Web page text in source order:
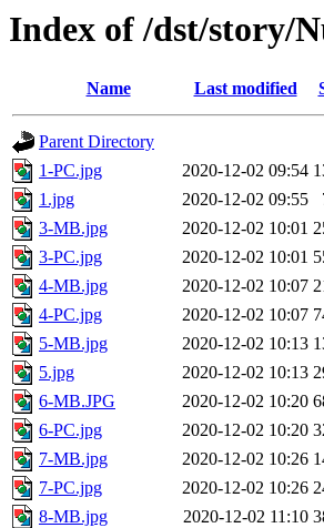
Index of /dst/story/
Name Last modified
Parent Directory
1-PC.jpg
2020-12-02 09:54
1.jpg
2020-12-02 09:55
3-MB.jpg
2020-12-02 10:01
3-PC.jpg
2020-12-02 10:01
4-MB.jpg
2020-12-02 10:07
4-PC.jpg
2020-12-02 10:07
5-MB.jpg
2020-12-02 10:13
5.jpg
2020-12-02 10:13
6-MB.JPG
2020-12-02 10:20
6-PC.jpg
2020-12-02 10:20
7-MB.jpg
2020-12-02 10:26
7-PC.jpg
2020-12-02 10:26
8-MB.jpg
2020-12-02 11:10